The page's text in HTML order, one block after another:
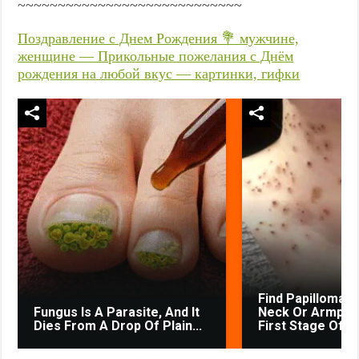
~~~~~~~~~~~~~~~~~~~~~~~~~~~~
Поздравление с Днем Рождения 💐 мужчине,
женщине — Прикольные пожелания с Днём
рождения на любой вкус — картинки, гифки
Fungus Is A Parasite, And It
Dies From A Drop Of Plain...
Find Papillomas
Neck Or
First Stage Of...